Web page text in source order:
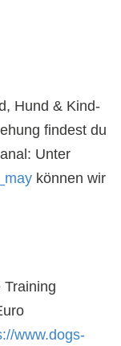
Hund & Kind-
findest du
Unter
können wir
www.dogs-